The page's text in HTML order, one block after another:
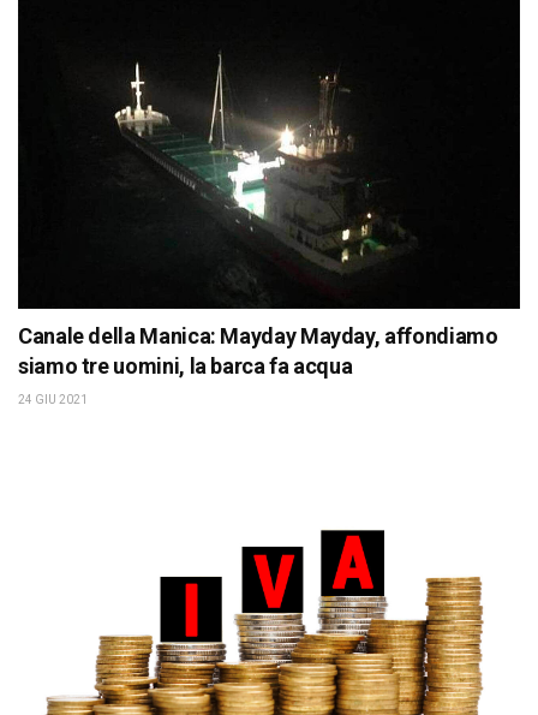
Canale della Manica: Mayday Mayday, affondiamo
siamo tre uomini, la barca fa acqua
24 GIU 2021